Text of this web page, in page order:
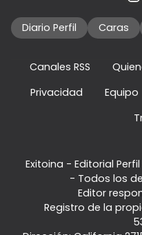
Diario Perfil Caras
Canales RSS
Privacidad
Equipo
Exitoina - Editorial Perfil
- Todos los
Editor
Registro de la